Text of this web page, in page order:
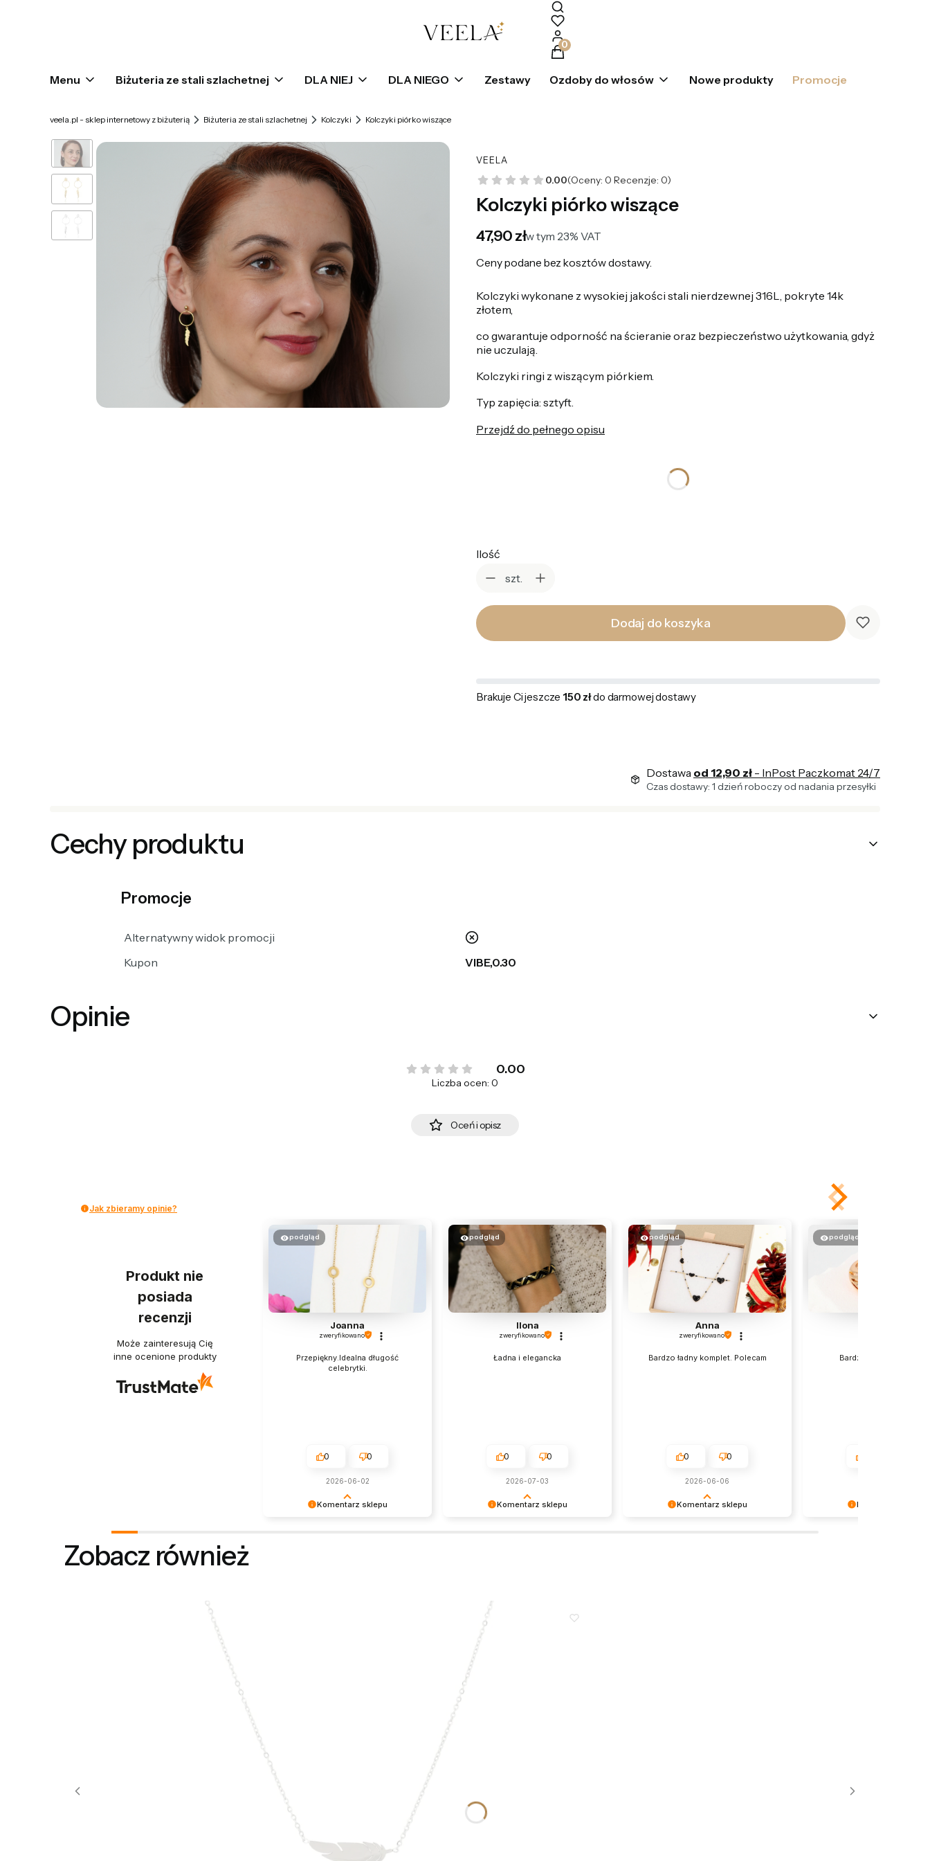
Produkty w koszyku: 0. Zobacz szczegóły
Menu Biżuteria ze stali szlachetnej DLA NIEJ DLA NIEGO Zestawy Ozdoby do włosów Nowe produkty Promocje
veela.pl - sklep internetowy z biżuterią Biżuteria ze stali szlachetnej Kolczyki Kolczyki piórko wiszące
VEELA
0.00(Oceny: 0 Recenzje: 0)
Kolczyki piórko wiszące
Cena
47,90 złw tym 23% VAT
w tym 23% VAT
Ceny podane bez kosztów dostawy.
Kolczyki wykonane z wysokiej jakości stali nierdzewnej 316L, pokryte 14k
złotem,
co gwarantuje odporność na ścieranie oraz bezpieczeństwo użytkowania, gdyż
nie uczulają.
Kolczyki ringi z wiszącym piórkiem.
Typ zapięcia: sztyft.
Przejdź do pełnego opisu
Ilość
szt.
Dodaj do koszyka
Brakuje Ci jeszcze 150 złdo darmowej dostawy
Dostawa od 12,90 zł - InPost Paczkomat 24/7
Czas dostawy: 1 dzień roboczy od nadania przesyłki
Cechy produktu
Promocje
Alternatywny widok promocji
nie
Kupon
VIBE,0.30
Opinie
0.00
Liczba ocen: 0
Oceń i opisz
Jak zbieramy opinie?
Produkt nie
posiada
recenzji
Może zainteresują Cię
inne ocenione produkty
Komentarz sklepu
podgląd
Joanna
zweryfikowano
Przepiękny.Idealna długość
celebrytki.
0 0
2026-06-02
Komentarz sklepu
podgląd
Ilona
zweryfikowano
Ładna i elegancka
0 0
2026-07-03
Komentarz sklepu
podgląd
Anna
zweryfikowano
Bardzo ładny komplet. Polecam
0 0
2026-06-06
Komentarz sklepu
podgląd
Bardzo fajny spełnił
Zobacz również